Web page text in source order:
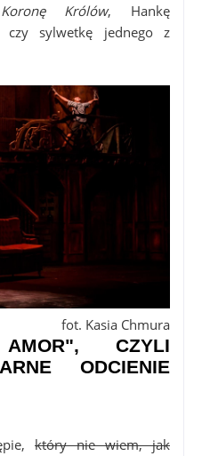
Koronę Królów, Hankę
czy sylwetkę jednego z
fot. Kasia Chmura
CZYLI
ODCIENIE
który nie wiem, jak